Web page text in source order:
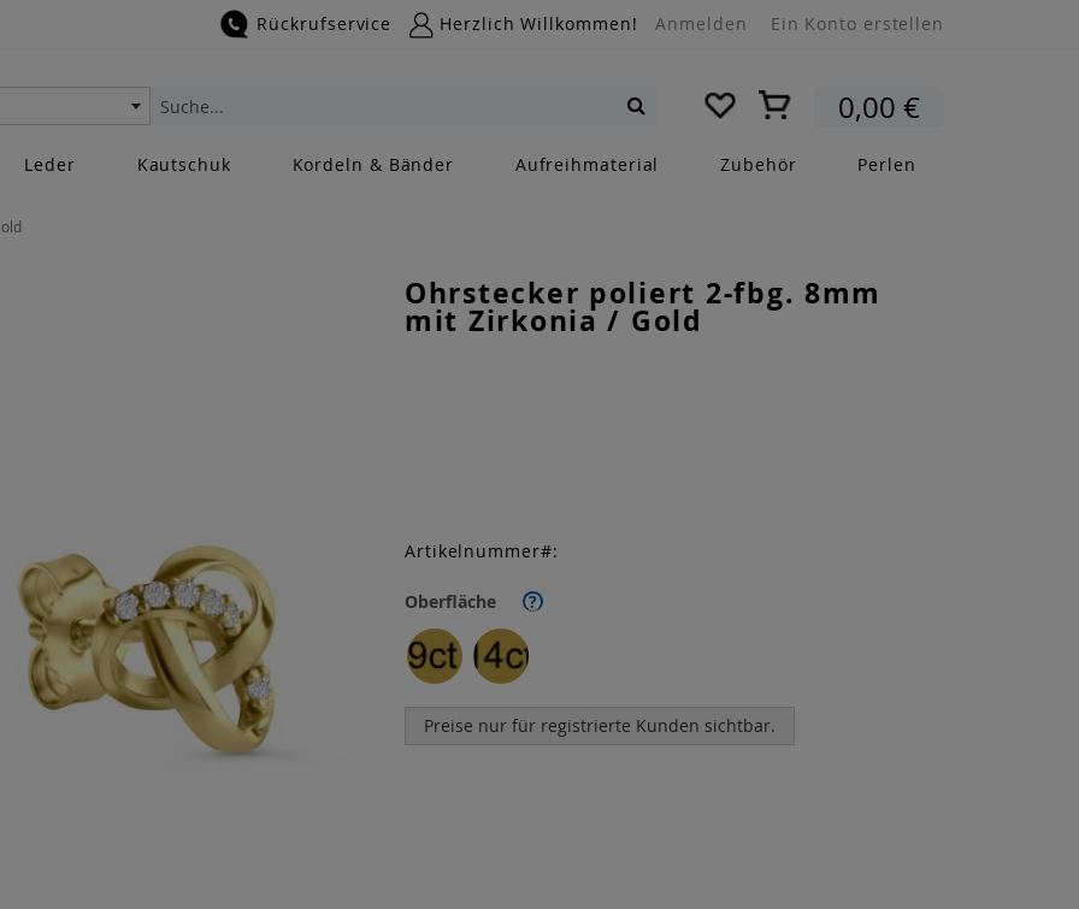
Rückrufservice Herzlich Willkommen! Anmelden Ein Konto erstellen
Mein Warenkorb
0,00 €
Suche
Leder Kautschuk Kordeln & Bänder Aufreihmaterial Zubehör Perlen
Ohrstecker poliert 2-fbg. 8mm
mit Zirkonia / Gold
Oberfläche ?
Preise nur für registrierte Kunden sichtbar.
Artikelnummer